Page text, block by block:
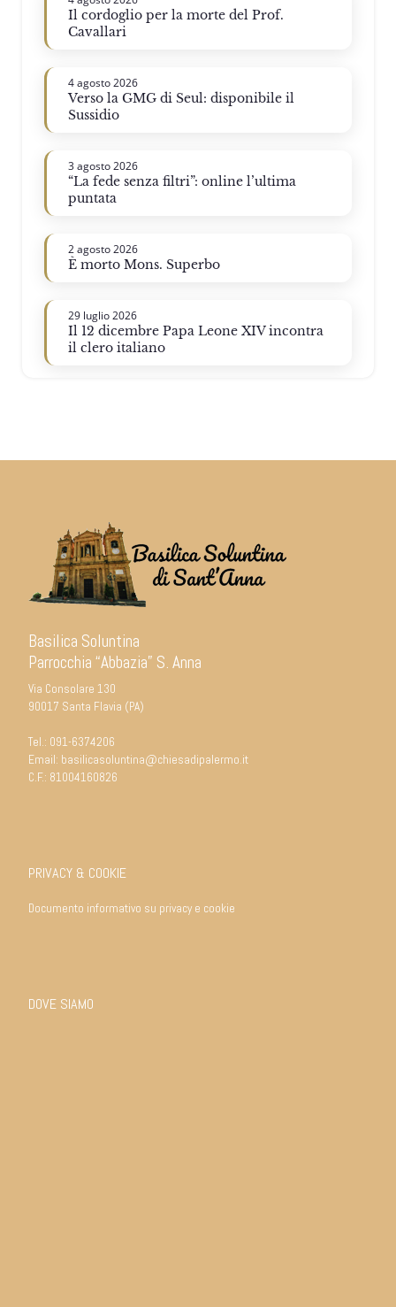
Basilica Soluntina
Parrocchia “Abbazia” S. Anna
Via Consolare 130
90017 Santa Flavia (PA)
Tel.: 091-6374206
Email: basilicasoluntina@chiesadipalermo.it
C.F.: 81004160826
PRIVACY & COOKIE
Documento informativo su privacy e cookie
DOVE SIAMO